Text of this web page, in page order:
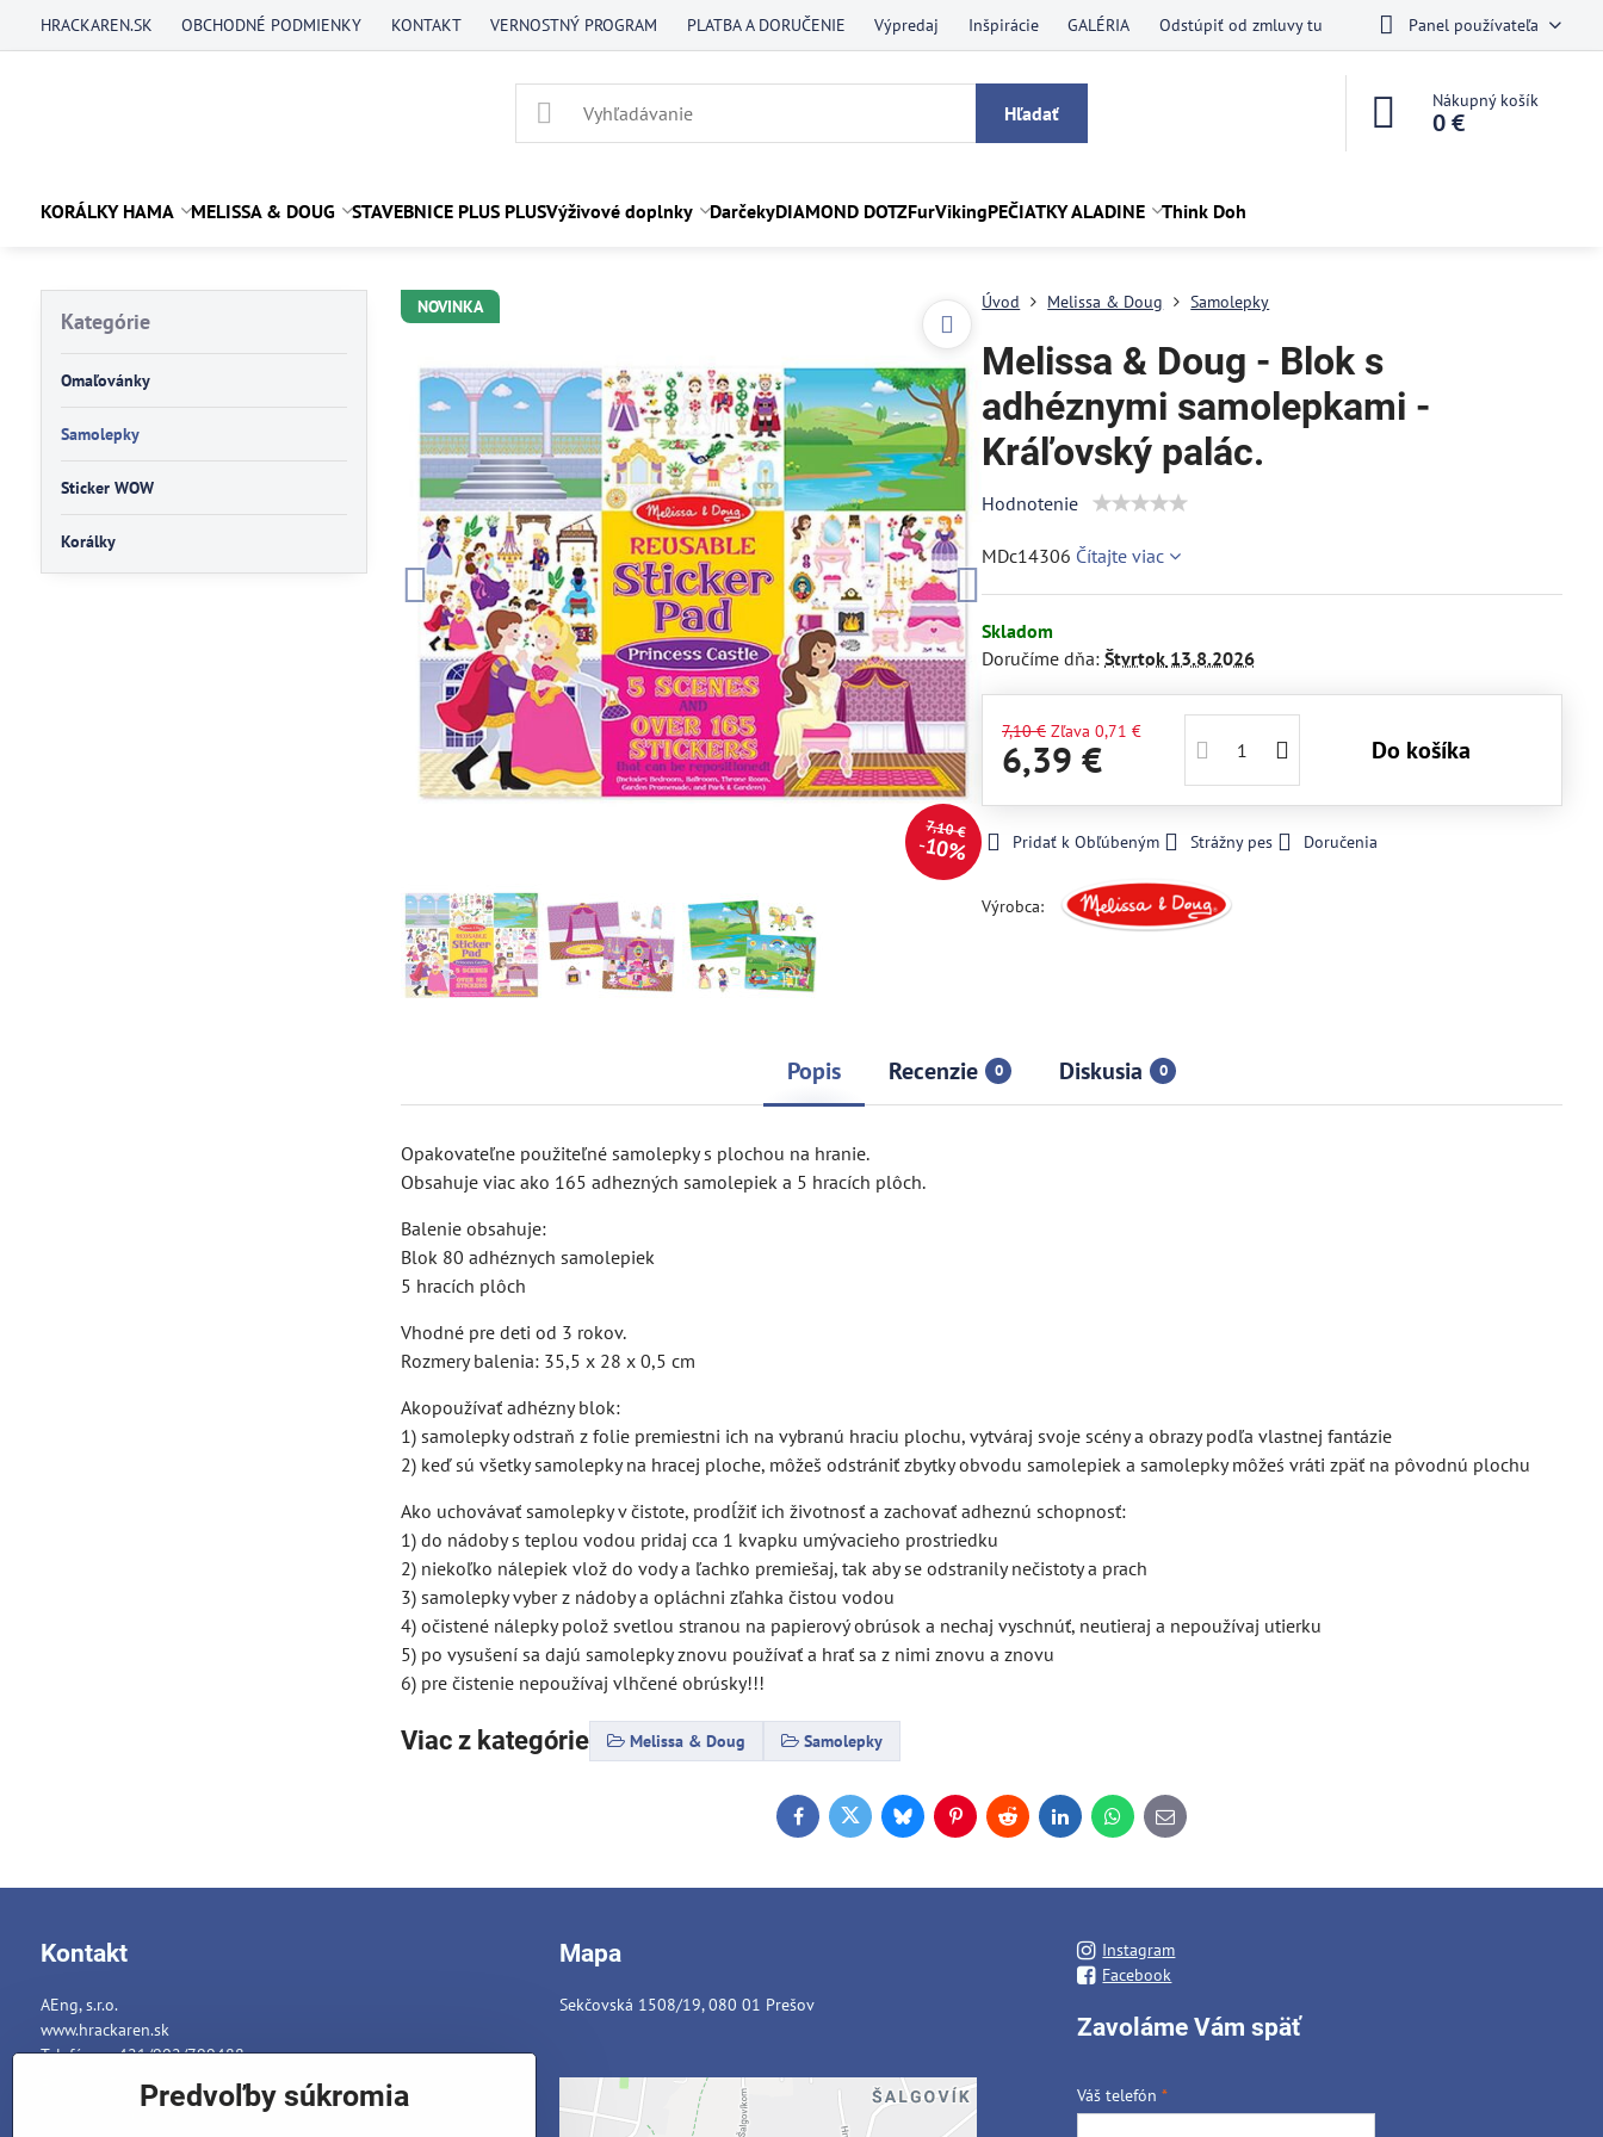
HRACKAREN.SK OBCHODNÉ PODMIENKY KONTAKT VERNOSTNÝ PROGRAM PLATBA A DORUČENIE Výpredaj Inšpirácie GALÉRIA Odstúpiť od zmluvy tu Panel používateľa
Hľadať
Nákupný košík
0 €
KORÁLKY HAMA MELISSA & DOUG STAVEBNICE PLUS PLUSVýživové doplnky DarčekyDIAMOND DOTZFurVikingPEČIATKY ALADINE Think Doh
NOVINKA
7,10 €
10%
Úvod Melissa & Doug Samolepky
Melissa & Doug - Blok s
adhéznymi samolepkami -
Kráľovský palác.
Hodnotenie
MDc14306 Čítajte viac
Skladom
Doručíme dňa:Štvrtok 13.8.2026
7,10 € Zľava 0,71 €
6,39 € Do košíka
Pridať k Obľúbeným Strážny pes Doručenia
Výrobca:
Popis Recenzie 0 Diskusia 0
Opakovateľne použiteľné samolepky s plochou na hranie.
Obsahuje viac ako 165 adhezných samolepiek a 5 hracích plôch.
Balenie obsahuje:
Blok 80 adhéznych samolepiek
5 hracích plôch
Vhodné pre deti od 3 rokov.
Rozmery balenia: 35,5 x 28 x 0,5 cm
Akopoužívať adhézny blok:
1) samolepky odstraň z folie premiestni ich na vybranú hraciu plochu, vytváraj svoje scény a obrazy podľa vlastnej fantázie
2) keď sú všetky samolepky na hracej ploche, môžeš odstrániť zbytky obvodu samolepiek a samolepky môžeś vráti zpäť na pôvodnú plochu
Ako uchovávať samolepky v čistote, prodĺžiť ich životnosť a zachovať adheznú schopnosť:
1) do nádoby s teplou vodou pridaj cca 1 kvapku umývacieho prostriedku
2) niekoľko nálepiek vlož do vody a ľachko premiešaj, tak aby se odstranily nečistoty a prach
3) samolepky vyber z nádoby a opláchni zľahka čistou vodou
4) očistené nálepky polož svetlou stranou na papierový obrúsok a nechaj vyschnúť, neutieraj a nepoužívaj utierku
5) po vysušení sa dajú samolepky znovu používať a hrať sa z nimi znovu a znovu
6) pre čistenie nepoužívaj vlhčené obrúsky!!!
Viac z kategórie Melissa & Doug Samolepky
FacebookTwitterBlueskyPinterestRedditLinkedInWhatsApp
E-
mail
Kategórie
Omaľovánky
Samolepky
Sticker WOW
Korálky
Kontakt
AEng, s.r.o.
www.hrackaren.sk
Telefón: ++421/902/799488
info@hrackaren.sk
Mapa
Sekčovská 1508/19, 080 01 Prešov
Instagram
Facebook
Zavoláme Vám späť
Váš telefón*
Predvoľby súkromia